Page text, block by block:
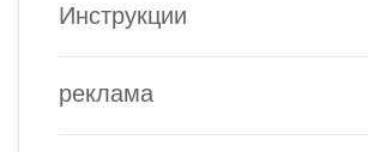
Инструкции
реклама